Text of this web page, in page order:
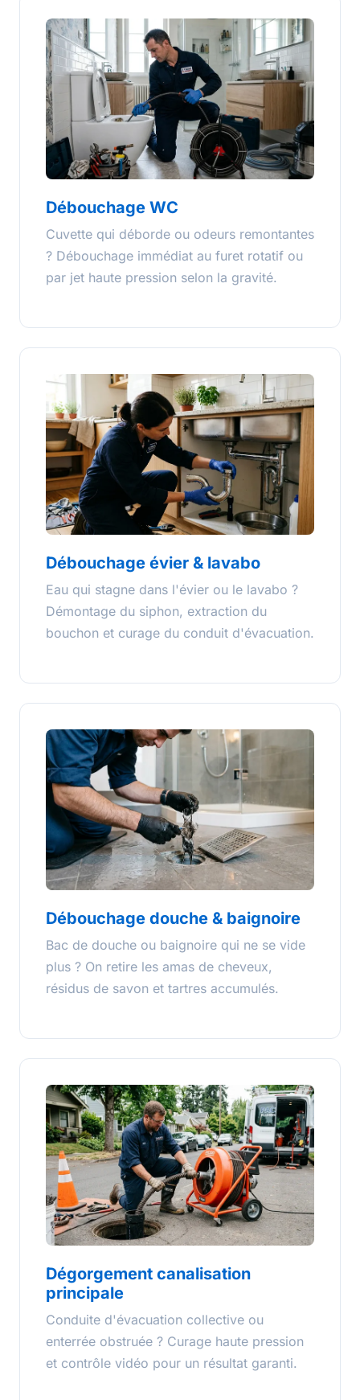
Débouchage WC
Cuvette qui déborde ou odeurs remontantes
? Débouchage immédiat au furet rotatif ou
par jet haute pression selon la gravité.
Débouchage évier & lavabo
Eau qui stagne dans l'évier ou le lavabo ?
Démontage du siphon, extraction du
bouchon et curage du conduit d'évacuation.
Débouchage douche & baignoire
Bac de douche ou baignoire qui ne se vide
plus ? On retire les amas de cheveux,
résidus de savon et tartres accumulés.
Dégorgement canalisation
principale
Conduite d'évacuation collective ou
enterrée obstruée ? Curage haute pression
et contrôle vidéo pour un résultat garanti.